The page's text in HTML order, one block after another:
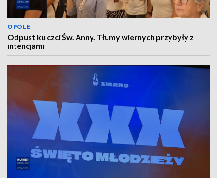
OPOLE
Odpust ku czci Św. Anny. Tłumy wiernych przybyły z
intencjami